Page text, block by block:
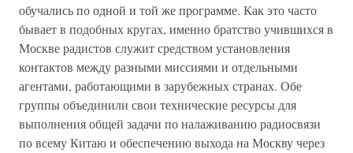
обучались по одной и той же программе. Как это часто
бывает в подобных кругах, именно братство учившихся в
Москве радистов служит средством установления
контактов между разными миссиями и отдельными
агентами, работающими в зарубежных странах. Обе
группы объединили свои технические ресурсы для
выполнения общей задачи по налаживанию радиосвязи
по всему Китаю и обеспечению выхода на Москву через